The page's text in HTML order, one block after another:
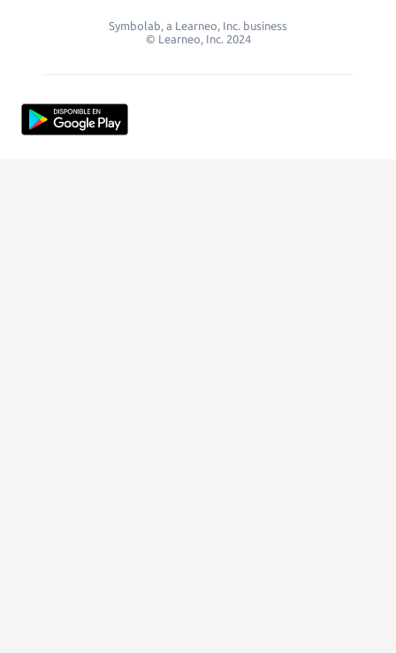
Symbolab, a Learneo, Inc. business
© Learneo, Inc. 2024